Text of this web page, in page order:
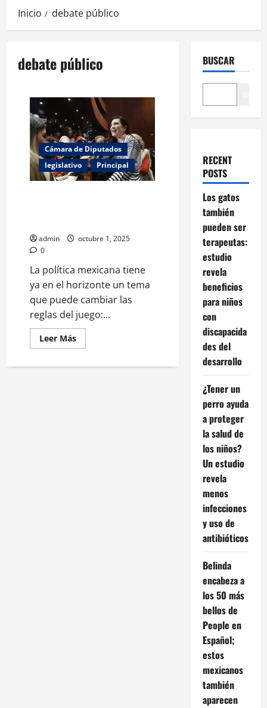
Inicio debate público
debate público
Cámara de Diputados
legislativo
Principal
admin
octubre 1, 2025
0
La política mexicana tiene
ya en el horizonte un tema
que puede cambiar las
reglas del juego:...
Leer MásLeer
más
Reforma
BUSCAR
RECENT
POSTS
Los gatos
también
pueden ser
terapeutas:
estudio
revela
beneficios
para niños
con
discapacida
des del
desarrollo
¿Tener un
perro ayuda
a proteger
la salud de
los niños?
Un estudio
revela
menos
infecciones
y uso de
antibióticos
Belinda
encabeza a
los 50 más
bellos de
People en
Español;
estos
mexicanos
también
aparecen